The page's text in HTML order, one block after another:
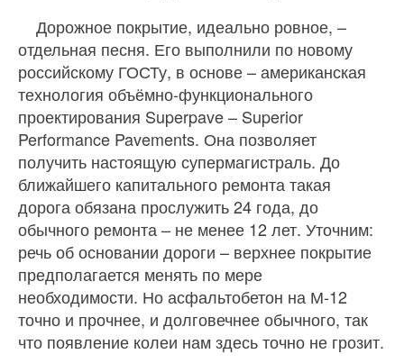
Дорожное покрытие, идеально ровное, –
отдельная песня. Его выполнили по новому
российскому ГОСТу, в основе – американская
технология объёмно-функционального
проектирования Superpave – Superior
Performance Pavements. Она позволяет
получить настоящую супермагистраль. До
ближайшего капитального ремонта такая
дорога обязана прослужить 24 года, до
обычного ремонта – не менее 12 лет. Уточним:
речь об основании дороги – верхнее покрытие
предполагается менять по мере
необходимости. Но асфальтобетон на М-12
точно и прочнее, и долговечнее обычного, так
что появление колеи нам здесь точно не грозит.